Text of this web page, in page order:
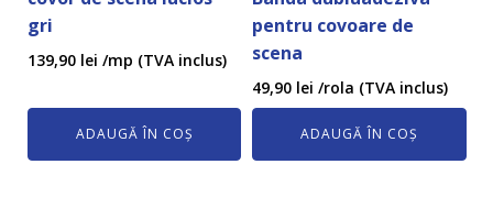
gri
139,90 lei /mp (TVA inclus)
ADAUGĂ ÎN COȘ
pentru covoare de
scena
49,90 lei /rola (TVA inclus)
ADAUGĂ ÎN COȘ